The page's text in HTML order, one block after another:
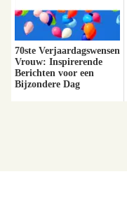
70ste Verjaardagswensen
Vrouw: Inspirerende
Berichten voor een
Bijzondere Dag